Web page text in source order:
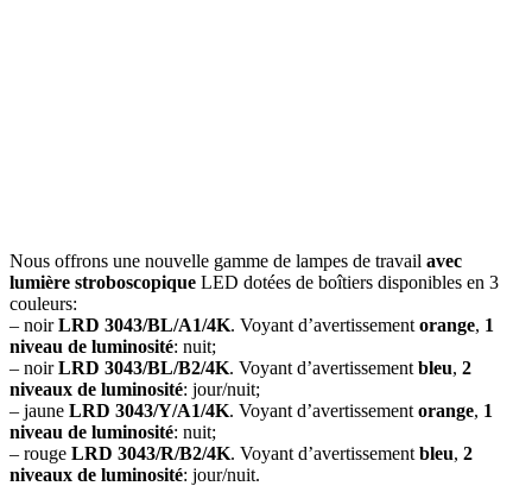
Nous offrons une nouvelle gamme de lampes de travail avec
lumière stroboscopique LED dotées de boîtiers disponibles en 3
couleurs:
– noirLRD 3043/BL/A1/4K. Voyant d’avertissement orange, 1
niveau de luminosité: nuit;
– noirLRD 3043/BL/B2/4K. Voyant d’avertissement bleu, 2
niveaux de luminosité: jour/nuit;
– jaune LRD 3043/Y/A1/4K. Voyant d’avertissement orange, 1
niveau de luminosité: nuit;
– rouge LRD 3043/R/B2/4K. Voyant d’avertissement bleu, 2
niveaux de luminosité: jour/nuit.